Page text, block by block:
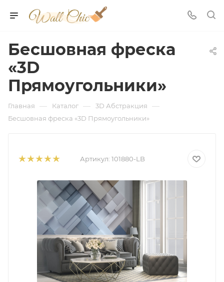
Бесшовная фреска
«3D
Прямоугольники»
Главная — Каталог — 3D Абстракция —
Бесшовная фреска «3D Прямоугольники»
Артикул: 101880-LB